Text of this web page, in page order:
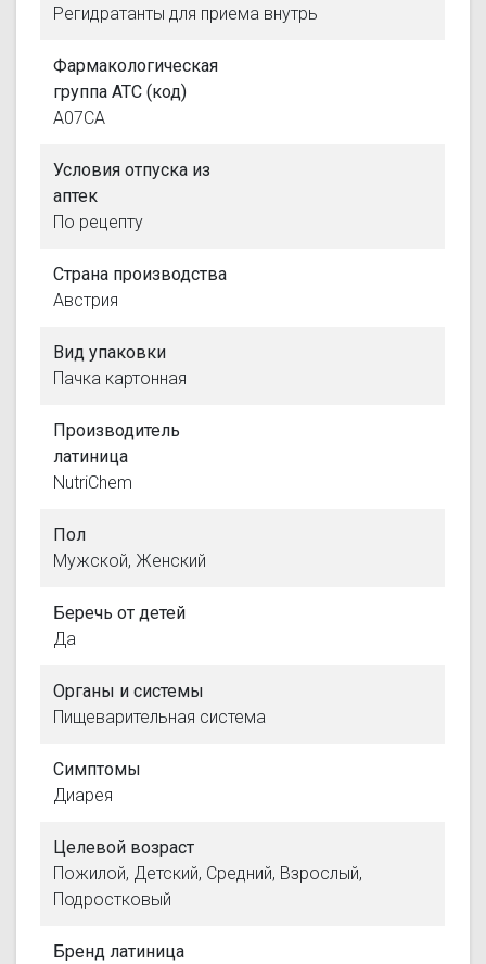
Регидратанты для приема внутрь
Фармакологическая
группа АТС (код)
A07CA
Условия отпуска из
аптек
По рецепту
Страна производства
Австрия
Вид упаковки
Пачка картонная
Производитель
латиница
NutriChem
Пол
Мужской, Женский
Беречь от детей
Да
Органы и системы
Пищеварительная система
Симптомы
Диарея
Целевой возраст
Пожилой, Детский, Средний, Взрослый,
Подростковый
Бренд латиница